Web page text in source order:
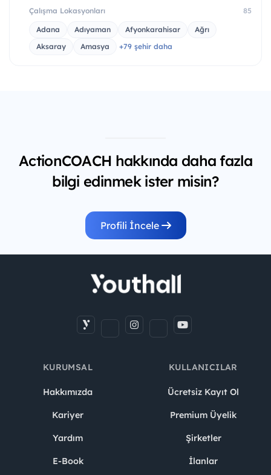
Çalışma Lokasyonları 85
Adana Adıyaman Afyonkarahisar
Ağrı
Aksaray
Amasya +79 şehir daha
ActionCOACH hakkında daha fazla
bilgi edinmek ister misin?
Profili İncele
KURUMSAL
Hakkımızda
Kariyer
Yardım
E-Book
KULLANICILAR
Ücretsiz Kayıt Ol
Premium Üyelik
Şirketler
İlanlar